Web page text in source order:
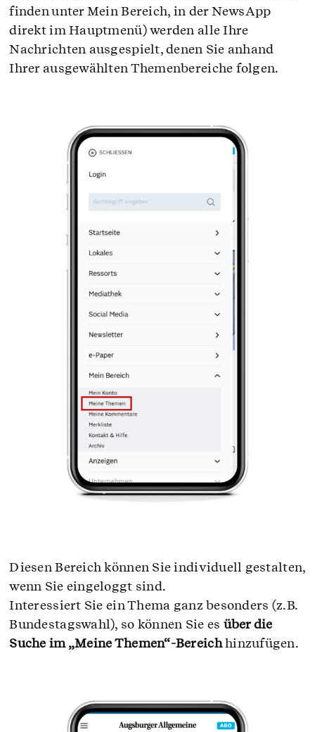
finden unter Mein Bereich, in der NewsApp
direkt im Hauptmenü) werden alle Ihre
Nachrichten ausgespielt, denen Sie anhand
Ihrer ausgewählten Themenbereiche folgen.
Diesen Bereich können Sie individuell gestalten,
wenn Sie eingeloggt sind.
Interessiert Sie ein Thema ganz besonders (z.B.
Bundestagswahl), so können Sie es über die
Suche im „Meine Themen“-Bereichhinzufügen.